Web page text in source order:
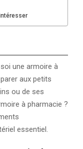
une armoire à
aux petits
ou de ses
à pharmacie ?
essentiel.